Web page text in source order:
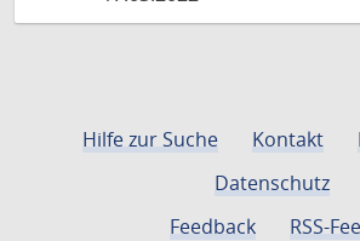
Hilfe zur Suche Kontakt
Datenschutz
Feedback
RSS-